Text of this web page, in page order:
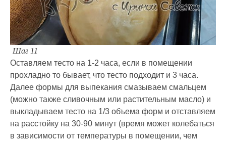
Шаг 11
Оставляем тесто на 1-2 часа, если в помещении
прохладно то бывает, что тесто подходит и 3 часа.
Далее формы для выпекания смазываем смальцем
(можно также сливочным или растительным масло) и
выкладываем тесто на 1/3 объема форм и отставляем
на расстойку на 30-90 минут (время может колебаться
в зависимости от температуры в помещении, чем